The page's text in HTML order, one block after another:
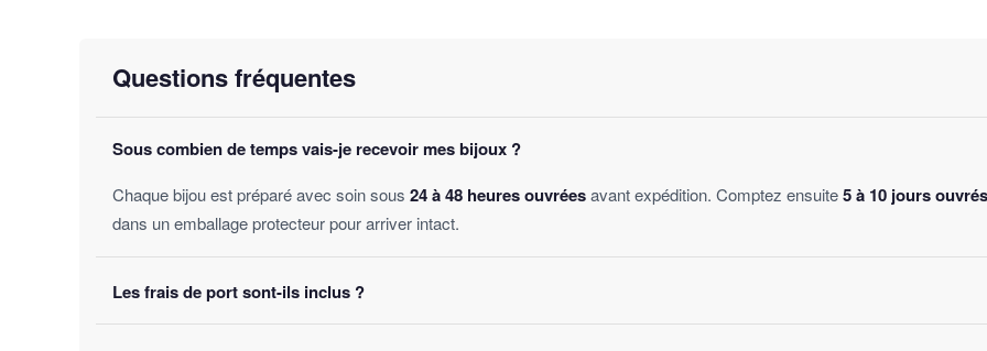
Questions fréquentes
Sous combien de temps vais-je recevoir mes bijoux ?
Chaque bijou est préparé avec soin sous 24 à 48 heures ouvréesavant expédition. Comptez ensuite5 à 10 jours ouvrés
dans un emballage protecteur pour arriver intact.
Les frais de port sont-ils inclus ?